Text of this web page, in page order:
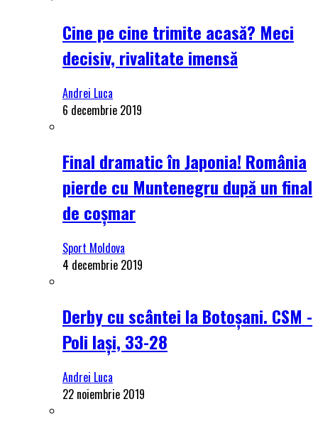
Cine pe cine trimite acasă? Meci
decisiv, rivalitate imensă
Andrei Luca
6 decembrie 2019
Final dramatic în Japonia! România
pierde cu Muntenegru după un final
de coșmar
Sport Moldova
4 decembrie 2019
Derby cu scântei la Botoșani. CSM -
Poli Iași, 33-28
Andrei Luca
22 noiembrie 2019